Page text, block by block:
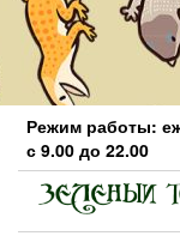
Skip
the
content
Режим работы:
с 9.00 до 22.00